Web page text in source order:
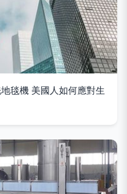
毯機 美國人如何應對生